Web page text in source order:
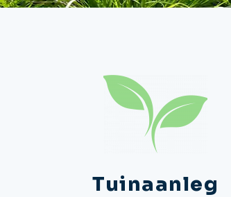
Tuinaanleg